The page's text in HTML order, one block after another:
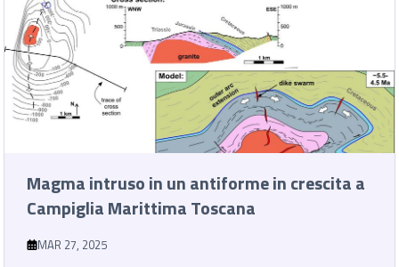
Magma intruso in un antiforme in crescita a
Campiglia Marittima Toscana
MAR 27, 2025